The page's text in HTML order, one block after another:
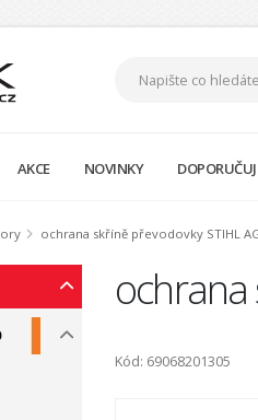
AKCE NOVINKY
ochrana skříně převodovky STIHL
ochrana
Kód: 69068201305